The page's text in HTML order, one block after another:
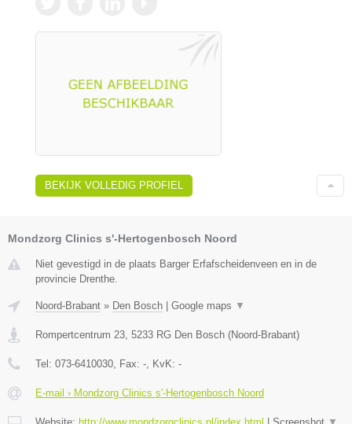
BEKIJK VOLLEDIG PROFIEL
Mondzorg Clinics s'-Hertogenbosch Noord
Niet gevestigd in de plaats Barger Erfafscheidenveen en in de
provincie Drenthe.
Noord-Brabant » Den Bosch Google maps ▼
Rompertcentrum 23, 5233 RG Den Bosch (Noord-Brabant)
Tel: 073-6410030, Fax: -, KvK: -
E-mail › Mondzorg Clinics s'-Hertogenbosch Noord